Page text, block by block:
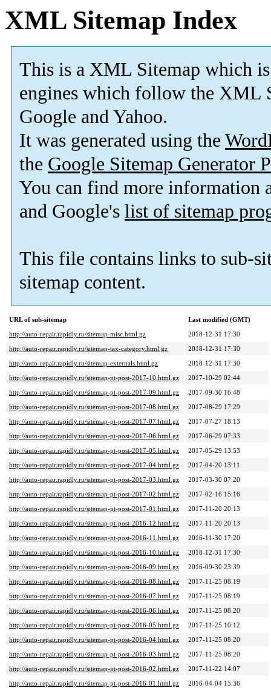
XML Sitemap Index
This is a XML Sitemap which is
engines which follow the XML
Google and Yahoo.
It was generated using the
the Google Sitemap Generator
You can find more information
and Google's list of sitemap
This file contains links to sub-
sitemap content.
URL of sub-sitemap
Last modified (GMT)
http://auto-repair.rapidly.ru/sitemap-misc.html.gz
2018-12-31 17:30
http://auto-repair.rapidly.ru/sitemap-tax-category.html.gz
2018-12-31 17:30
http://auto-repair.rapidly.ru/sitemap-externals.html.gz
2018-12-31 17:30
http://auto-repair.rapidly.ru/sitemap-pt-post-2017-10.html.gz
2017-10-29 02:44
http://auto-repair.rapidly.ru/sitemap-pt-post-2017-09.html.gz
2017-09-30 16:48
http://auto-repair.rapidly.ru/sitemap-pt-post-2017-08.html.gz
2017-08-29 17:29
http://auto-repair.rapidly.ru/sitemap-pt-post-2017-07.html.gz
2017-07-27 18:13
http://auto-repair.rapidly.ru/sitemap-pt-post-2017-06.html.gz
2017-06-29 07:33
http://auto-repair.rapidly.ru/sitemap-pt-post-2017-05.html.gz
2017-05-29 13:53
http://auto-repair.rapidly.ru/sitemap-pt-post-2017-04.html.gz
2017-04-20 13:11
http://auto-repair.rapidly.ru/sitemap-pt-post-2017-03.html.gz
2017-03-30 07:20
http://auto-repair.rapidly.ru/sitemap-pt-post-2017-02.html.gz
2017-02-16 15:16
http://auto-repair.rapidly.ru/sitemap-pt-post-2017-01.html.gz
2017-11-20 20:13
http://auto-repair.rapidly.ru/sitemap-pt-post-2016-12.html.gz
2017-11-20 20:13
http://auto-repair.rapidly.ru/sitemap-pt-post-2016-11.html.gz
2016-11-30 17:20
http://auto-repair.rapidly.ru/sitemap-pt-post-2016-10.html.gz
2018-12-31 17:30
http://auto-repair.rapidly.ru/sitemap-pt-post-2016-09.html.gz
2016-09-30 23:39
http://auto-repair.rapidly.ru/sitemap-pt-post-2016-08.html.gz
2017-11-25 08:19
http://auto-repair.rapidly.ru/sitemap-pt-post-2016-07.html.gz
2017-11-25 08:19
http://auto-repair.rapidly.ru/sitemap-pt-post-2016-06.html.gz
2017-11-25 08:20
http://auto-repair.rapidly.ru/sitemap-pt-post-2016-05.html.gz
2017-11-25 10:12
http://auto-repair.rapidly.ru/sitemap-pt-post-2016-04.html.gz
2017-11-25 08:20
http://auto-repair.rapidly.ru/sitemap-pt-post-2016-03.html.gz
2017-11-25 08:20
http://auto-repair.rapidly.ru/sitemap-pt-post-2016-02.html.gz
2017-11-22 14:07
http://auto-repair.rapidly.ru/sitemap-pt-post-2016-01.html.gz
2016-04-04 15:36